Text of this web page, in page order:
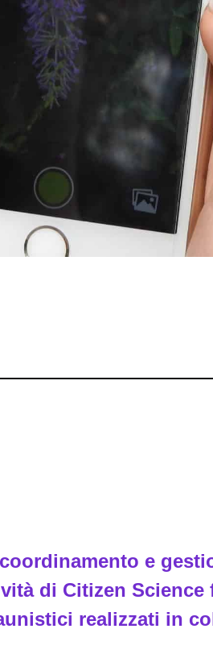
e
di Citizen
realizzati in